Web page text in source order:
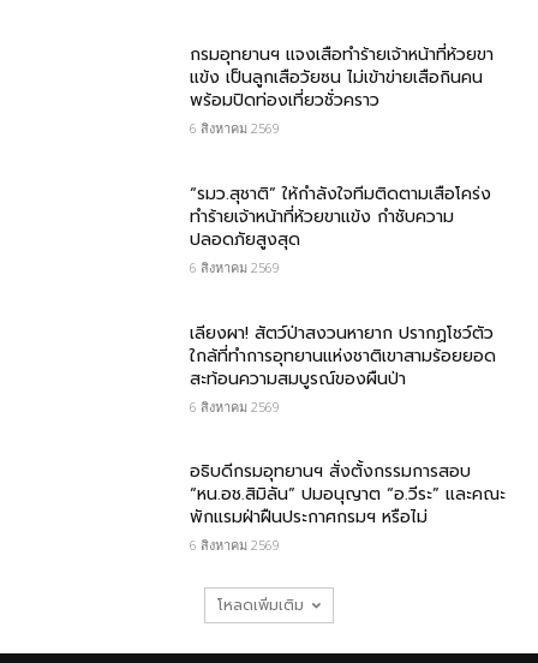
กรม​อุทยานฯ แจงเสือทำร้ายเจ้าหน้าที่ห้วยขา
แข้ง เป็นลูกเสือวัยซน ไม่เข้าข่ายเสือกินคน
พร้อมปิดท่องเที่ยวชั่วคราว
6 สิงหาคม 2569
“รมว.สุชาติ” ให้กำลังใจทีมติดตามเสือโคร่ง
ทำร้ายเจ้าหน้าที่ห้วยขาแข้ง กำชับความ
ปลอดภัยสูงสุด
6 สิงหาคม 2569
เลียงผา! สัตว์ป่าสงวนหายาก ปรากฏโชว์ตัว
ใกล้ที่ทำการอุทยานแห่งชาติเขาสามร้อยยอด
สะท้อนความสมบูรณ์ของผืนป่า
6 สิงหาคม 2569
อธิบดีกรมอุทยานฯ​ สั่งตั้งกรรมการสอบ
“หน.อช.สิมิลัน” ปมอนุญาต “อ.วีระ” และคณะ
พักแรมฝ่าฝืนประกาศกรมฯ หรือไม่
6 สิงหาคม 2569
โหลดเพิ่มเติม